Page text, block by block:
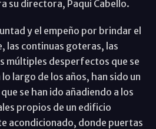
su directora, Paqui Cabello.
y el empeño por brindar el
las continuas goteras, las
múltiples desperfectos que se
largo de los años, han sido un
se han ido añadiendo a los
propios de un edificio
acondicionado, donde puertas